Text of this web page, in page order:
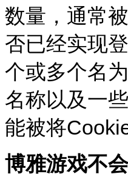
数量，通常
否已经实现
个或多个名
名称以及一
能被将
博雅游戏不